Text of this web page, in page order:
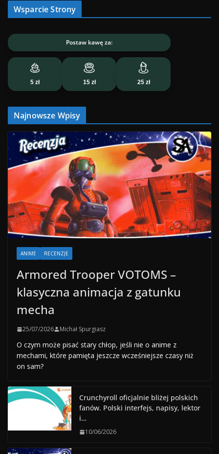
Wsparcie Strony
Postaw kawę za:
5 zł 15 zł 25 zł
Najnowsze Wpisy
ANIME RECENZJE
Armored Trooper VOTOMS –
klasyczna animacja z gatunku
mecha
25/07/2026 Michał Spurgiasz
O czym może pisać stary chłop, jeśli nie o anime z
mechami, które pamięta jeszcze wcześniejsze czasy niż
on sam?
Crunchyroll oficjalnie bliżej polskich
fanów. Polski interfejs, napisy, lektor
i…
10/06/2026